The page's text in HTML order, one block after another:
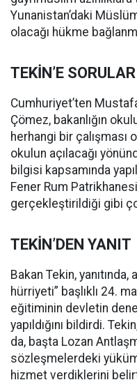
Yunanistan’daki
olacağı hükme
TEKİN’E SORULAR
Cumhuriyet’ten
Çömez, bakanlığın
herhangi bir çalışması
okulun açılacağı
bilgisi kapsamında
Fener Rum
gerçekleştirildiği gibi
TEKİN’DEN YANIT
Bakan Tekin, yanıtında,
hürriyeti” başlıklı 24.
eğitiminin devletin
yapıldığını bildirdi.
da, başta Lozan
sözleşmelerdeki
hizmet verdiklerini